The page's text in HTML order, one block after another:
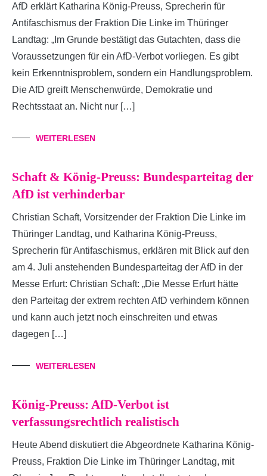
AfD erklärt Katharina König-Preuss, Sprecherin für
Antifaschismus der Fraktion Die Linke im Thüringer
Landtag: „Im Grunde bestätigt das Gutachten, dass die
Voraussetzungen für ein AfD-Verbot vorliegen. Es gibt
kein Erkenntnisproblem, sondern ein Handlungsproblem.
Die AfD greift Menschenwürde, Demokratie und
Rechtsstaat an. Nicht nur […]
WEITERLESEN
Schaft & König-Preuss: Bundesparteitag der
AfD ist verhinderbar
Christian Schaft, Vorsitzender der Fraktion Die Linke im
Thüringer Landtag, und Katharina König-Preuss,
Sprecherin für Antifaschismus, erklären mit Blick auf den
am 4. Juli anstehenden Bundesparteitag der AfD in der
Messe Erfurt: Christian Schaft: „Die Messe Erfurt hätte
den Parteitag der extrem rechten AfD verhindern können
und kann auch jetzt noch einschreiten und etwas
dagegen […]
WEITERLESEN
König-Preuss: AfD-Verbot ist
verfassungsrechtlich realistisch
Heute Abend diskutiert die Abgeordnete Katharina König-
Preuss, Fraktion Die Linke im Thüringer Landtag, mit